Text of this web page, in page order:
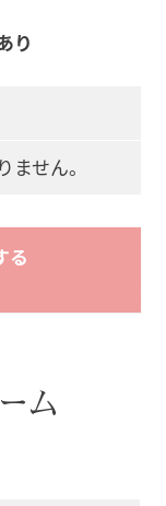
り
せん。
る
ム